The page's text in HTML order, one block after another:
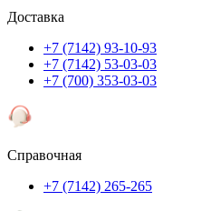
Доставка
+7 (7142) 93-10-93
+7 (7142) 53-03-03
+7 (700) 353-03-03
Справочная
+7 (7142) 265-265